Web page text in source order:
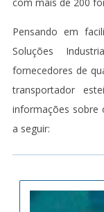
com mais de 200
Pensando em
Soluções
fornecedores de
transportador
informações sobre
a seguir: